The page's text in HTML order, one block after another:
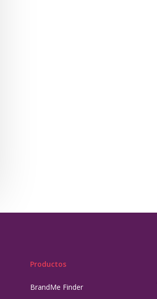
Productos
BrandMe Finder